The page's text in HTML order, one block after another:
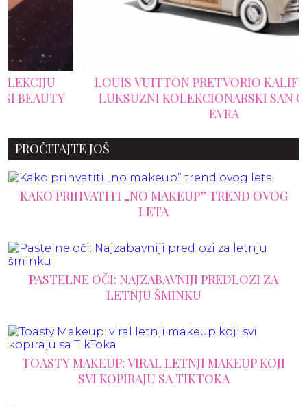
LOUIS VUITTON PRETVORIO KALIFORNIJU U
LUKSUZNI KOLEKCIONARSKI SAN OD 9.000
PROČITAJTE JOŠ
KAKO PRIHVATITI „NO MAKEUP” TREND OVOG
LETA
PASTELNE OČI: NAJZABAVNIJI PREDLOZI ZA
LETNJU ŠMINKU
TOASTY MAKEUP: VIRAL LETNJI MAKEUP KOJI
SVI KOPIRAJU SA TIKTOKA